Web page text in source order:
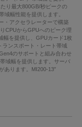
り最大800GB/秒ピークの
域幅性能を提供します。
・アクセラレーターで構築
CPUからGPUへのピーク理
幅を提供し、GPUカード1枚
ランスポート・レート帯域
のサポートと組み合わせ
域幅を提供します。サーバ
あります。MI200-13″